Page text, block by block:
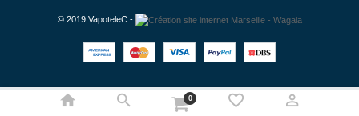
© 2019 VapoteleC-
0